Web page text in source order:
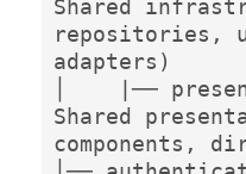
Shared
adapters)
│    |──
Shared
components,